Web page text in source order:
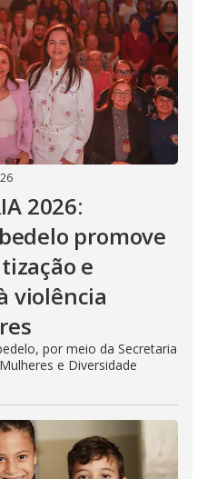
2026:
promove
e
violência
por meio da Secretaria
e Diversidade